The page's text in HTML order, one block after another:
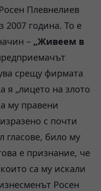
Плевнелиев
2007 година. То е
– „Живеем в
срещу фирмата
я „лицето на злото
му правени
с почти
гласове, било му
е признание, че
са му искали
Росен